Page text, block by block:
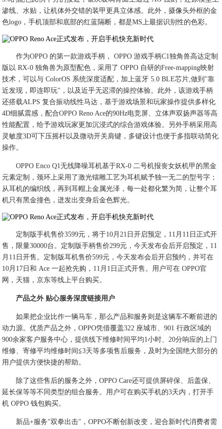
渗线、水贴，让机体外交错的装甲更具立体感。此外，摄像头外框的金
色logo，手机顶部和底部的红蓝隔断，都是MS上最据识别性的色彩。
作为OPPO 的第一款游戏手柄， OPPO 游戏手柄C1独角兽高达定制
版以 RX-0 独角兽为原型配色，采用了 OPPO 自研的Free-mapping映射
技术，可以与 ColorOS 系统深度适配，加上蓝牙 5.0 BLE芯片,做到"靠
近发现，即连即玩"，以及近乎无迟滞的操控体验。此外，该游戏手柄
还搭载ALPS 复合振动线性马达，基于游戏场景和玩家操作提供多样化
4D细腻震感，配合OPPO Reno Ace的90Hz电竞屏、立体声双扬声器等高
性能配置，给予游戏玩家更加沉浸式的综合游戏体验。另外手柄采用高
灵敏度3D可下压摇杆以及微动开关肩键，多键设计也便于多指联动简化
操作。
OPPO Enco Q1无线降噪耳机基于RX-0 二号机报丧女妖机甲的黑金
元素定制，颈环上采用了激光镭雕工艺为耳机赋予独一无二的型号字；
从耳机的编织线，再到耳帽上金属光泽，每一处都化繁为简，让整个耳
机只有黑金撞色，迸发出变身后金色辉光。
定制版手机售价3599元，将于10月21日开启预定，11月11日正式开
售，限量30000台。定制版手柄售价299元，今天发布会后开启预定，11
月11日开售。定制版耳机售价599元，今天发布会后开启预约，并可在
10月17日和 Ace 一起抢先购，11月1日正式开售。用户可在 OPPO官
网，天猫，京东等线上平台购买。
产品之外 贴心服务深度链接用户
如果把企业比作一辆马车，那么产品和服务则是这辆车不断前进的
动力源。优质产品之外，OPPO凭借覆盖322 座城市、901 行政区域的
900余家客户服务中心，提供线下维修时间平均1小时、20分响应的上门
维修、寄修平均维修时间≦3天等多项售后服务，及时为全国绝大部分的
用户提供方便快捷的帮助。
除了这些售后的服务之外，OPPO Care还可提供屏碎保、后盖保、
延长保等等不同类型的组合服务。用户可在购买手机的3天内，打开手
机 OPPO 钱包购买。
新品+服务"双拳出击"，OPPO不断创新改变，迎合新时代消费者需